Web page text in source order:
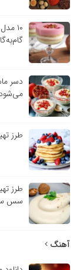
می‌شود
طرز
طرز
سس
آهنگ